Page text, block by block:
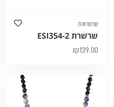
שרשראות
שרשרת ESI354-2
₪139.00